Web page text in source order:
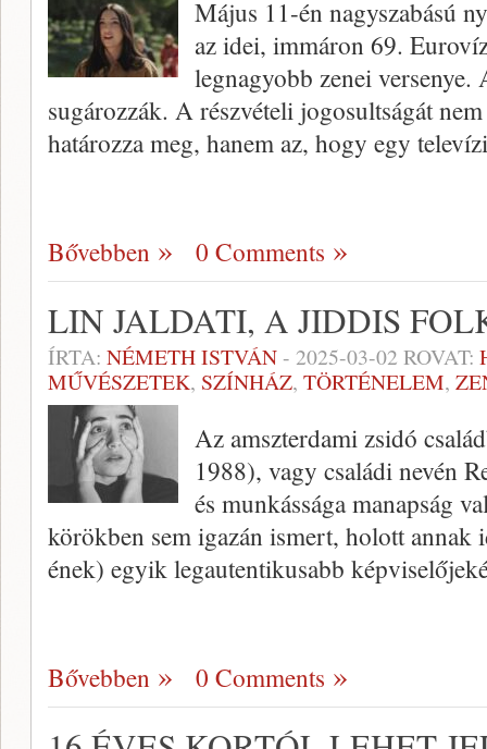
Május 11-én nagyszabású
az idei, immáron 69.
legnagyobb zenei
sugározzák. A részvételi jogosultságát
határozza meg, hanem az, hogy egy
Bővebben 0 Comments
LIN JALDATI, A JIDDIS
ÍRTA: NÉMETH ISTVÁN- 2025-03-02 ROVAT:
MŰVÉSZETEK, SZÍNHÁZ, TÖRTÉNELEM,
Az amszterdami zsidó
1988), vagy családi nevén
és munkássága manapság
körökben sem igazán ismert, holott
ének) egyik legautentikusabb
Bővebben 0 Comments